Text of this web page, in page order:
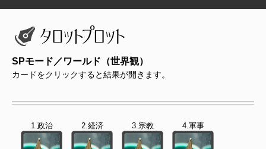
SPモード／ワールド（世界観）
カードをクリックすると結果が開きます。
1.政治 2.経済 3.宗教 4.軍事